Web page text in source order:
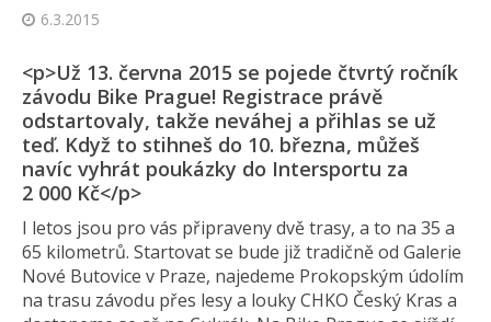
6.3.2015
<p>Už 13. června 2015 se pojede čtvrtý ročník
závodu Bike Prague! Registrace právě
odstartovaly, takže neváhej a přihlas se už
teď. Když to stihneš do 10. března, můžeš
navíc vyhrát poukázky do Intersportu za
2 000 Kč</p>
I letos jsou pro vás připraveny dvě trasy, a to na 35 a
65 kilometrů. Startovat se bude již tradičně od Galerie
Nové Butovice v Praze, najedeme Prokopským údolím
na trasu závodu přes lesy a louky CHKO Český Kras a